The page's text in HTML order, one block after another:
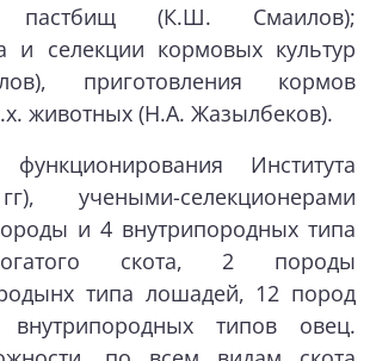
(К.Ш. Смаилов);
и селекции кормовых культур
приготовления кормов
животных (Н.А. Жазылбеков).
Института
учеными-селекционерами
и 4 внутрипородных типа
скота, 2 породы
типа лошадей, 12 пород
типов овец.